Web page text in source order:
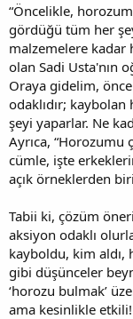
“Öncelikle,
gördüğü tüm her
malzemelere kadar
olan Sadi Usta'nın
Oraya gidelim,
odaklıdır;
şeyi yaparlar. Ne
Ayrıca, “Horozumu
cümle, işte
açık örneklerden
Tabii ki, çözüm
aksiyon odaklı
kayboldu, kim aldı,
gibi düşünceler
‘horozu bulmak’
ama kesinlikle etkili!